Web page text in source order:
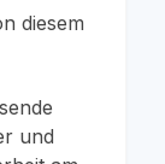
diesem
und